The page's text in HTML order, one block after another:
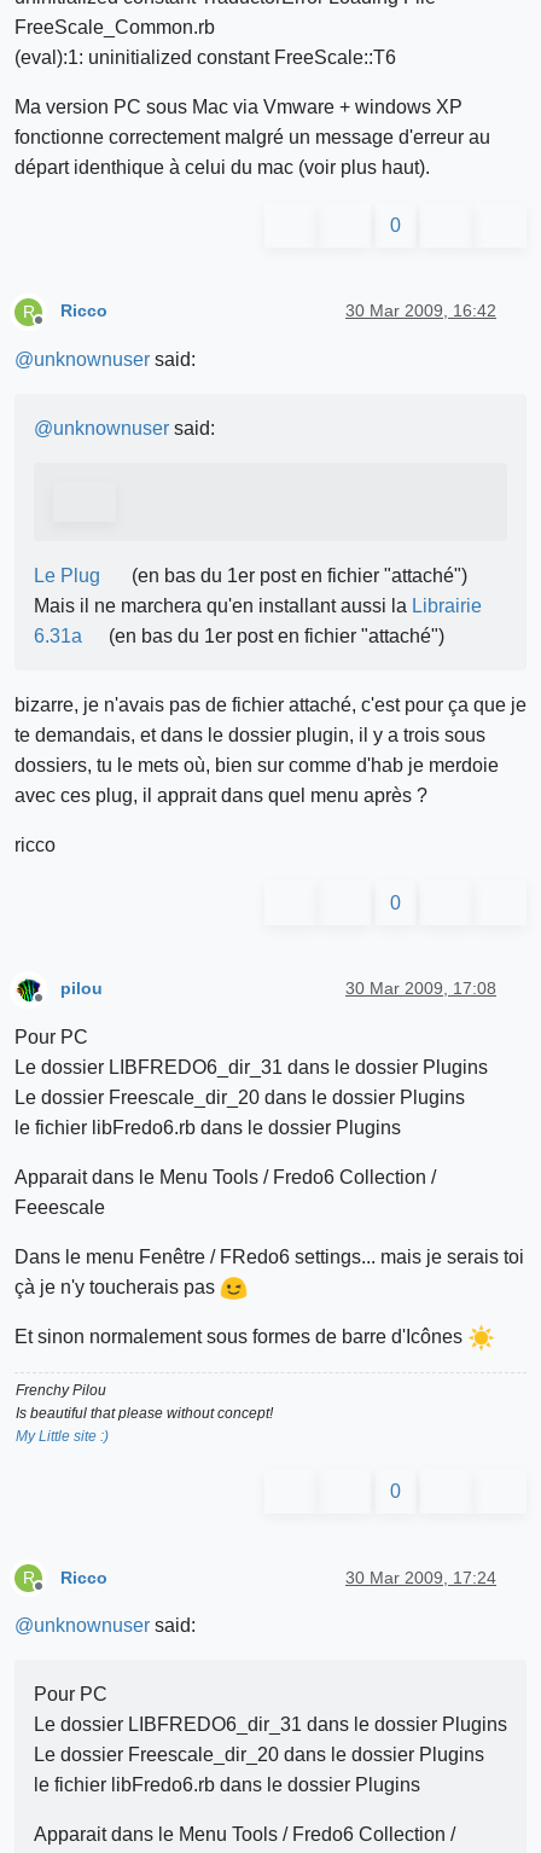
FreeScale_Common.rb
(eval):1: uninitialized constant FreeScale::T6
Ma version PC sous Mac via Vmware + windows XP
fonctionne correctement malgré un message d'erreur au
départ identhique à celui du mac (voir plus haut).
0
R
Offline
Ricco 30 Mar 2009, 16:42
@unknownuser said:
@unknownuser said:
Le Plug
(en bas du 1er post en fichier "attaché")
Mais il ne marchera qu'en installant aussi la Librairie
6.31a
(en bas du 1er post en fichier "attaché")
bizarre, je n'avais pas de fichier attaché, c'est pour ça que je
te demandais, et dans le dossier plugin, il y a trois sous
dossiers, tu le mets où, bien sur comme d'hab je merdoie
avec ces plug, il apprait dans quel menu après ?
ricco
0
pilou 30 Mar 2009, 17:08
Pour PC
Le dossier LIBFREDO6_dir_31 dans le dossier Plugins
Le dossier Freescale_dir_20 dans le dossier Plugins
le fichier libFredo6.rb dans le dossier Plugins
Apparait dans le Menu Tools / Fredo6 Collection /
Feeescale
Dans le menu Fenêtre / FRedo6 settings... mais je serais toi
çà je n'y toucherais pas
Et sinon normalement sous formes de barre d'Icônes
Frenchy Pilou
Is beautiful that please without concept!
My Little site :)
0
R Ricco 30 Mar 2009, 17:24
@unknownuser said:
Pour PC
Le dossier LIBFREDO6_dir_31 dans le dossier Plugins
Le dossier Freescale_dir_20 dans le dossier Plugins
le fichier libFredo6.rb dans le dossier Plugins
Apparait dans le Menu Tools / Fredo6 Collection /